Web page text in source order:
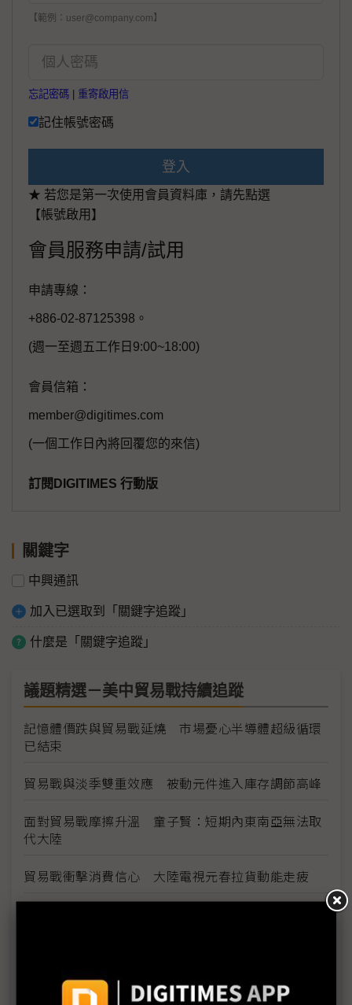
【範例：user@company.com】
忘記密碼 重寄啟用信
記住帳號密碼
登入
★ 若您是第一次使用會員資料庫，請先點選
【帳號啟用】
會員服務申請/試用
申請專線：
+886-02-87125398。
(週一至週五工作日9:00~18:00)
會員信箱：
member@digitimes.com
(一個工作日內將回覆您的來信)
訂閱DIGITIMES 行動版
關鍵字
中興通訊
加入已選取到「關鍵字追蹤」
什麼是「關鍵字追蹤」
議題精選－美中貿易戰持續追蹤
記憶體價跌與貿易戰延燒 市場憂心半導體超級循環
已結束
貿易戰與淡季雙重效應 被動元件進入庫存調節高峰
面對貿易戰摩擦升溫 童子賢：短期內東南亞無法取
代大陸
貿易戰衝擊消費信心 大陸電視元春拉貨動能走疲